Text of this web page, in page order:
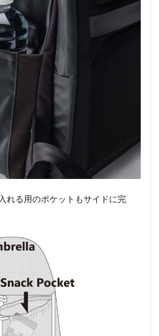
れる用のポケットもサイドに完